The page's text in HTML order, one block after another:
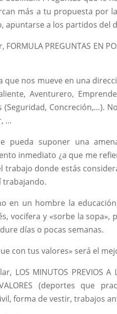
más a tu propuesta por
apuntarse a los partidos del
PREGUNTAS EN
que nos mueve en una
Aventurero,
Concreción,…).
…
pueda suponer una
inmediato ¿a que me
trabajo donde estás
trabajando.
en un hombre la
vocifera y «sorbe la
días o pocas semanas.
con tus valores» será el
MINUTOS PREVIOS A
(deportes que
forma de vestir, trabajos